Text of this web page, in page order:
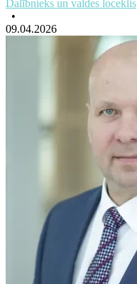
Dalībnieks un valdes loceklis
•
09.04.2026